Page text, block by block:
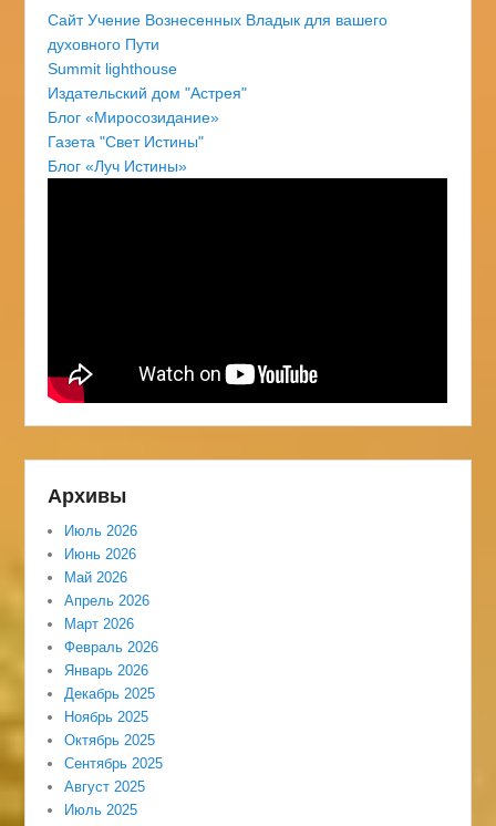
Сайт Учение Вознесенных Владык для вашего
духовного Пути
Summit lighthouse
Издательский дом "Астрея"
Блог «Миросозидание»
Газета "Свет Истины"
Блог «Луч Истины»
Архивы
Июль 2026
Июнь 2026
Май 2026
Апрель 2026
Март 2026
Февраль 2026
Январь 2026
Декабрь 2025
Ноябрь 2025
Октябрь 2025
Сентябрь 2025
Август 2025
Июль 2025